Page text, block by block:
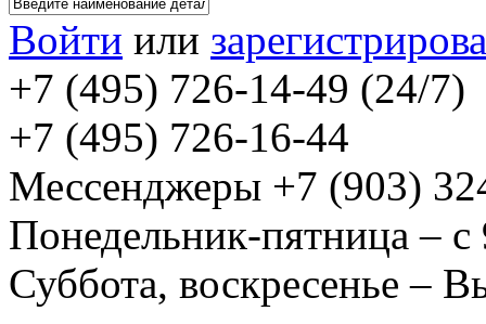
Войти или
+7 (495) 726-14-49 (24/7)
+7 (495) 726-16-44
Мессенджеры +7 (903)
Понедельник-пятница –
Суббота, воскресенье –